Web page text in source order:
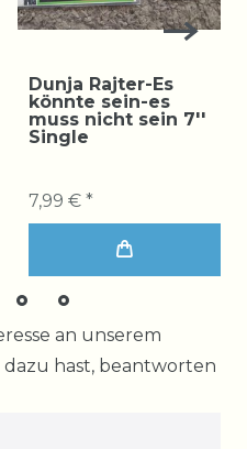
Dunja Rajter-Es
könnte sein-es
muss nicht sein 7''
Single
7,99 € *
an unserem
dazu hast, beantworten